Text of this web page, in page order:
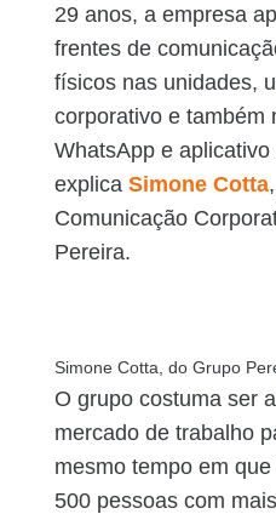
29 anos, a empresa
frentes de
físicos nas unidades,
corporativo e também
WhatsApp e aplicativo
explica Simone Cotta
Comunicação
Pereira.
Simone Cotta, do Grupo
O grupo costuma ser
mercado de trabalho
mesmo tempo em
500 pessoas com